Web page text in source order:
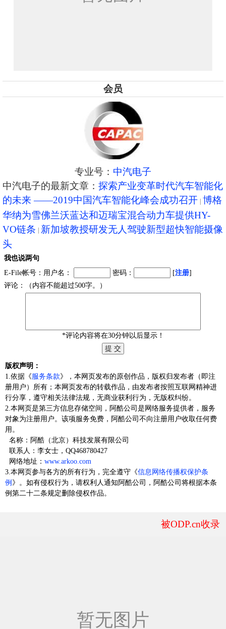
会员
专业号： 中汽电子
中汽电子的最新文章： 探索产业变革时代汽车智能化
的未来 ——2019中国汽车智能化峰会成功召开 博格
华纳为雪佛兰沃蓝达和迈瑞宝混合动力车提供HY-
VO链条 新加坡教授研发无人驾驶新型超快智能摄像
头
我也说两句
E-File帐号：用户名：
密码： [注册]
评论：（内容不能超过500字。）
*评论内容将在30分钟以后显示！
版权声明：
1.依据《服务条款》，本网页发布的原创作品，版权归发布者（即注
册用户）所有；本网页发布的转载作品，由发布者按照互联网精神进
行分享，遵守相关法律法规，无商业获利行为，无版权纠纷。
2.本网页是第三方信息存储空间，阿酷公司是网络服务提供者，服务
对象为注册用户。该项服务免费，阿酷公司不向注册用户收取任何费
用。
名称：阿酷（北京）科技发展有限公司
联系人：李女士，QQ468780427
网络地址： www.arkoo.com
3.本网页参与各方的所有行为，完全遵守《信息网络传播权保护条
例 》。如有侵权行为，请权利人通知阿酷公司，阿酷公司将根据本条
例第二十二条规定删除侵权作品。
被ODP.cn收录